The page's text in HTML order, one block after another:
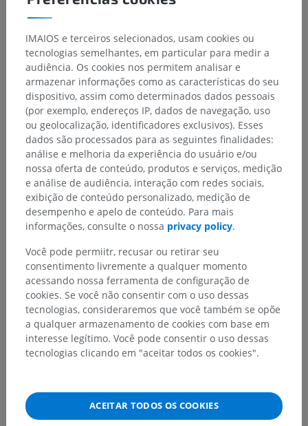
IMAIOS e terceiros selecionados, usam cookies ou
tecnologias semelhantes, em particular para medir a
audiência. Os cookies nos permitem analisar e
armazenar informações como as características do seu
dispositivo, assim como determinados dados pessoais
(por exemplo, endereços IP, dados de navegação, uso
ou geolocalização, identificadores exclusivos). Esses
dados são processados para as seguintes finalidades:
análise e melhoria da experiência do usuário e/ou
nossa oferta de conteúdo, produtos e serviços, medição
e análise de audiência, interação com redes sociais,
exibição de conteúdo personalizado, medição de
desempenho e apelo de conteúdo. Para mais
informações, consulte o nossa privacy policy.
Você pode permiitr, recusar ou retirar seu
consentimento livremente a qualquer momento
acessando nossa ferramenta de configuração de
cookies. Se você não consentir com o uso dessas
tecnologias, consideraremos que você também se opõe
a qualquer armazenamento de cookies com base em
interesse legítimo. Você pode consentir o uso dessas
tecnologias clicando em "aceitar todos os cookies".
ACEITAR TODOS OS COOKIES